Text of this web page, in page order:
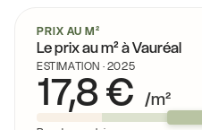
PRIX AU M²
Le prix au m² à Vauréal
ESTIMATION · 2025
17,8 € /m²
15,0 €
15,0 €